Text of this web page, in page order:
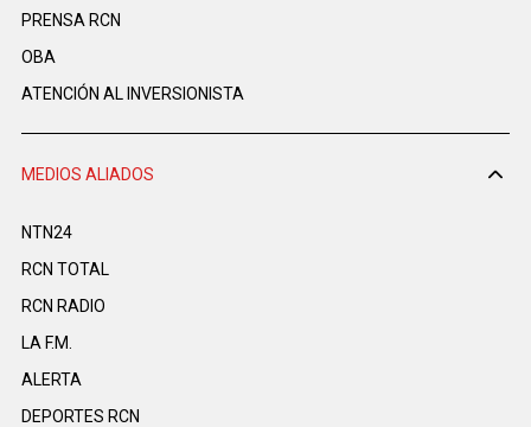
PRENSA RCN
OBA
ATENCIÓN AL INVERSIONISTA
MEDIOS ALIADOS
NTN24
RCN TOTAL
RCN RADIO
LA F.M.
ALERTA
DEPORTES RCN